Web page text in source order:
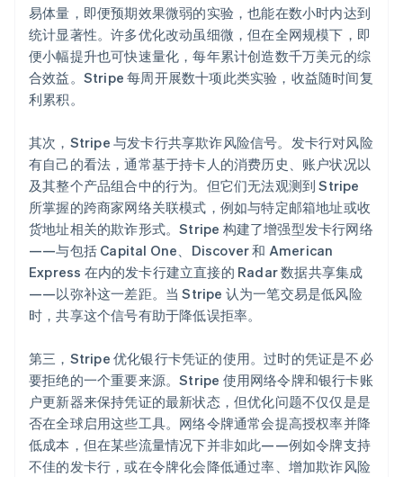
易体量，即便预期效果微弱的实验，也能在数小时内达到
统计显著性。许多优化改动虽细微，但在全网规模下，即
便小幅提升也可快速量化，每年累计创造数千万美元的综
合效益。Stripe 每周开展数十项此类实验，收益随时间复
利累积。
其次，Stripe 与发卡行共享欺诈风险信号。发卡行对风险
有自己的看法，通常基于持卡人的消费历史、账户状况以
及其整个产品组合中的行为。但它们无法观测到 Stripe
所掌握的跨商家网络关联模式，例如与特定邮箱地址或收
货地址相关的欺诈形式。Stripe 构建了增强型发卡行网络
——与包括 Capital One、Discover 和 American
Express 在内的发卡行建立直接的 Radar 数据共享集成
——以弥补这一差距。当 Stripe 认为一笔交易是低风险
时，共享这个信号有助于降低误拒率。
第三，Stripe 优化银行卡凭证的使用。过时的凭证是不必
要拒绝的一个重要来源。Stripe 使用网络令牌和银行卡账
户更新器来保持凭证的最新状态，但优化问题不仅仅是是
否在全球启用这些工具。网络令牌通常会提高授权率并降
低成本，但在某些流量情况下并非如此——例如令牌支持
不佳的发卡行，或在令牌化会降低通过率、增加欺诈风险